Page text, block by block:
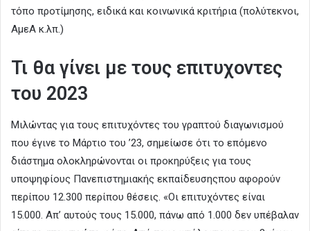
τόπο προτίμησης, ειδικά και κοινωνικά κριτήρια (πολύτεκνοι,
ΑμεΑ κ.λπ.)
Τι θα γίνει με τους επιτυχοντες
του 2023
Μιλώντας για τους επιτυχόντες του γραπτού διαγωνισμού
που έγινε το Μάρτιο του ’23, σημείωσε ότι το επόμενο
διάστημα ολοκληρώνονται οι προκηρύξεις για τους
υποψηφίους Πανεπιστημιακής εκπαίδευσηςπου αφορούν
περίπου 12.300 περίπου θέσεις. «Οι επιτυχόντες είναι
15.000. Απ’ αυτούς τους 15.000, πάνω από 1.000 δεν υπέβαλαν